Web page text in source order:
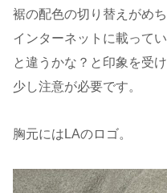
裾の配色の切り替えがめ
インターネットに載って
と違うかな？と印象を受
少し注意が必要です。
胸元にはLAのロゴ。